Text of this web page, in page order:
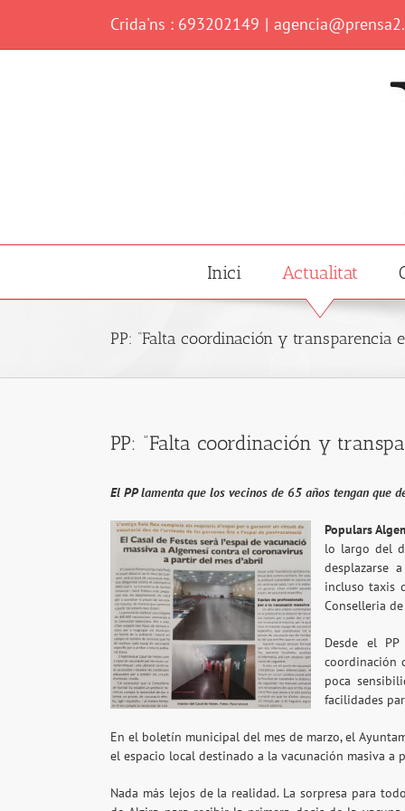
content
Crida'ns : 693202149 |
Inici Actualitat
PP: “Falta coordinación y transparencia
PP: “Falta coordinación y
El PP lamenta que los vecinos de 65 años tengan que
Populars
lo largo del
desplazarse
incluso taxis
Conselleria
Desde el
coordinación
poca
facilidades
En el boletín municipal del mes de marzo, el
el espacio local destinado a la vacunación masiva a
Nada más lejos de la realidad. La sorpresa para